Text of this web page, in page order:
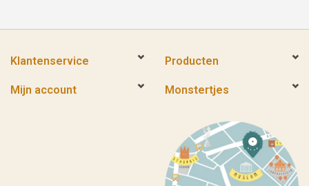
Sales
Merken
Klantenservice Producten
Mijn account Monstertjes